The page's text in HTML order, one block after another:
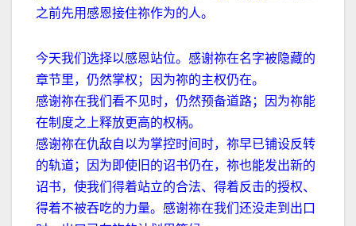
之前先用感恩接住祢作为的人。
今天我们选择以感恩站位。感谢祢在名字被隐藏的
章节里，仍然掌权；因为祢的主权仍在。
感谢祢在我们看不见时，仍然预备道路；因为祢能
在制度之上释放更高的权柄。
感谢祢在仇敌自以为掌控时间时，祢早已铺设反转
的轨道；因为即使旧的诏书仍在，祢也能发出新的
诏书，使我们得着站立的合法、得着反击的授权、
得着不被吞吃的力量。感谢祢在我们还没走到出口